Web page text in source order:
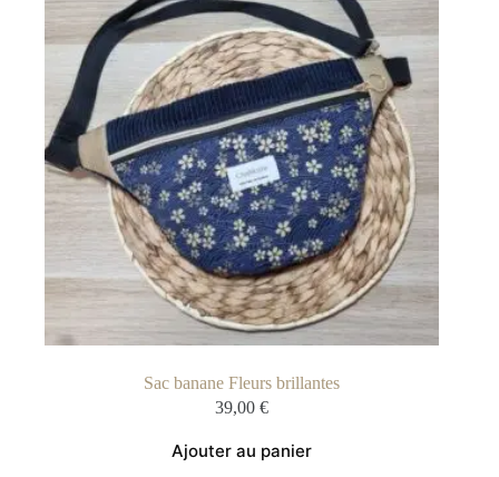
Sac banane Fleurs brillantes
39,00€
Ajouter au panier